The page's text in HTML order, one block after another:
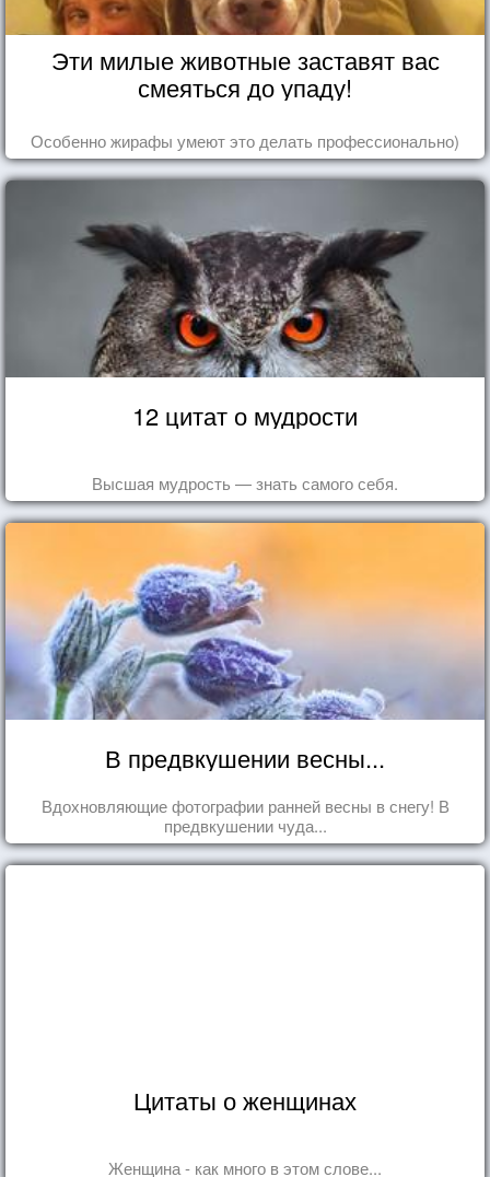
Эти милые животные заставят вас
смеяться до упаду!
Особенно жирафы умеют это делать профессионально)
12 цитат о мудрости
Высшая мудрость — знать самого себя.
В предвкушении весны...
Вдохновляющие фотографии ранней весны в снегу! В
предвкушении чуда...
Цитаты о женщинах
Женщина - как много в этом слове...